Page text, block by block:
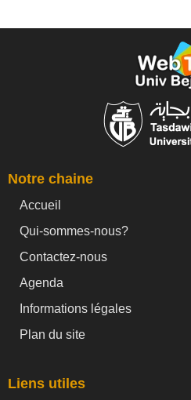
Notre chaine
Accueil
Qui-sommes-nous?
Contactez-nous
Agenda
Informations légales
Plan du site
Liens utiles